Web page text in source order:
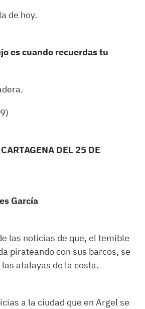
de hoy.
es cuando recuerdas tu
DEL 25 DE
García
las noticias de que, el temible
pirateando con sus barcos, se
atalayas de la costa.
a la ciudad que en Argel se